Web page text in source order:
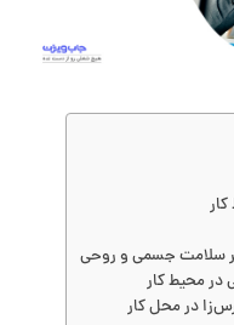
سلامت جسمی و روحی
در محیط کار
در محل کار